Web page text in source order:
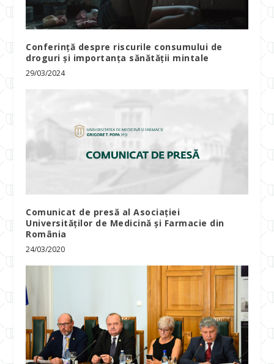
Conferință despre riscurile consumului de
droguri și importanța sănătății mintale
29/03/2024
Comunicat de presă al Asociației
Universităților de Medicină și Farmacie din
România
24/03/2020